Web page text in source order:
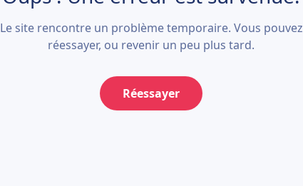
Le site rencontre un problème temporaire. Vous pouvez
réessayer, ou revenir un peu plus tard.
Réessayer